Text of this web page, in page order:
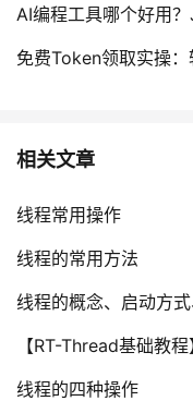
AI编程工具哪个好用
免费Token领取实操
相关文章
线程常用操作
线程的常用方法
线程的概念、启动方
【RT-Thread基础教
线程的四种操作